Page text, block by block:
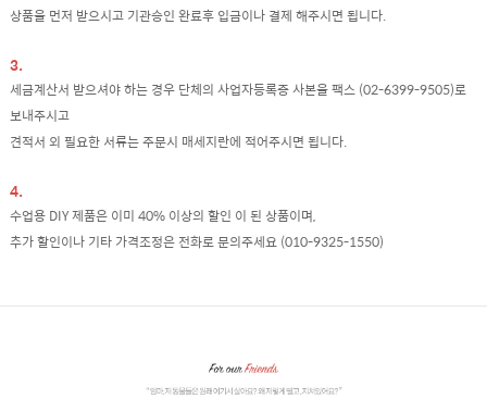
상품을 먼저 받으시고 기관승인 완료후 입금이나 결제 해주시면 됩니다.
3.
세금계산서 받으셔야 하는 경우 단체의 사업자등록증 사본을 팩스 (02-6399-9505)로
보내주시고
견적서 외 필요한 서류는 주문시 매세지란에 적어주시면 됩니다.
4.
수업용 DIY 제품은 이미 40% 이상의 할인 이 된 상품이며,
추가 할인이나 기타 가격조정은 전화로 문의주세요 (010-9325-1550)